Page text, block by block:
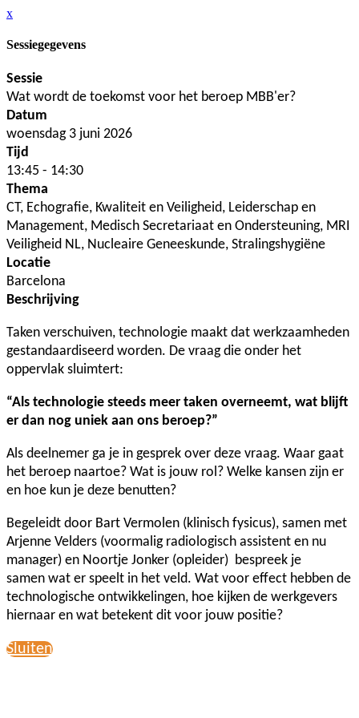
x
Sessiegegevens
Sessie
Wat wordt de toekomst voor het beroep MBB'er?
Datum
woensdag 3 juni 2026
Tijd
13:45 - 14:30
Thema
CT, Echografie, Kwaliteit en Veiligheid, Leiderschap en
Management, Medisch Secretariaat en Ondersteuning, MRI
Veiligheid NL, Nucleaire Geneeskunde, Stralingshygiëne
Locatie
Barcelona
Beschrijving
Taken verschuiven, technologie maakt dat werkzaamheden
gestandaardiseerd worden. De vraag die onder het
oppervlak sluimtert:
“Als technologie steeds meer taken overneemt, wat blijft
er dan nog uniek aan ons beroep?”
Als deelnemer ga je in gesprek over deze vraag. Waar gaat
het beroep naartoe? Wat is jouw rol? Welke kansen zijn er
en hoe kun je deze benutten?
Begeleidt door Bart Vermolen (klinisch fysicus), samen met
Arjenne Velders (voormalig radiologisch assistent en nu
manager) en Noortje Jonker (opleider) bespreek je
samen wat er speelt in het veld. Wat voor effect hebben de
technologische ontwikkelingen, hoe kijken de werkgevers
hiernaar en wat betekent dit voor jouw positie?
Sluiten